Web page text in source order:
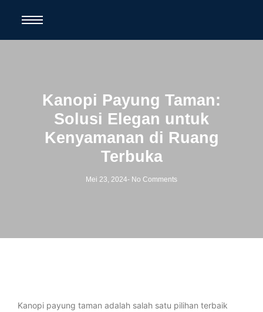
Kanopi Payung Taman:
Solusi Elegan untuk
Kenyamanan di Ruang
Terbuka
Mei 23, 2024- No Comments
Kanopi payung taman adalah salah satu pilihan terbaik